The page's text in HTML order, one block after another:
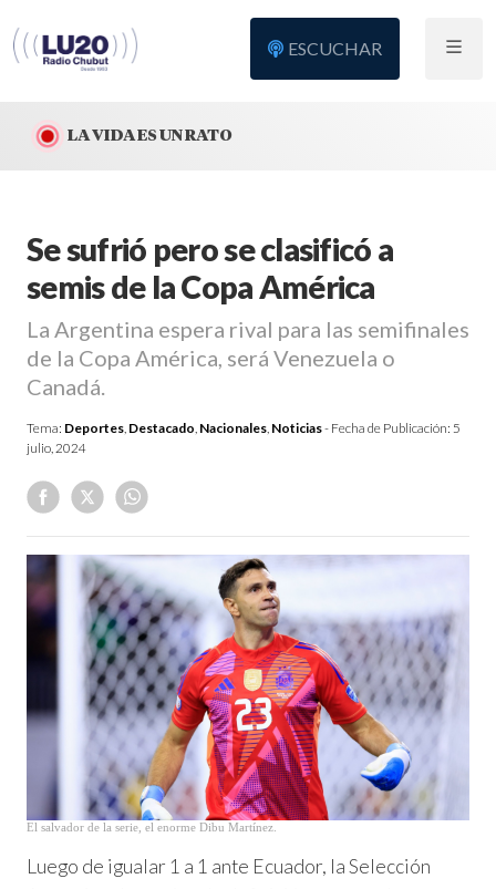
ESCUCHAR
LA VIDA ES UN RATO
Se sufrió pero se clasificó a
semis de la Copa América
La Argentina espera rival para las semifinales
de la Copa América, será Venezuela o
Canadá.
Tema: Deportes, Destacado, Nacionales, Noticias- Fecha de Publicación: 5
julio, 2024
El salvador de la serie, el enorme Dibu Martínez.
Luego de igualar 1 a 1 ante Ecuador, la Selección